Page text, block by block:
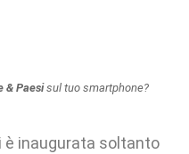
& Paesisul tuo smartphone?
è inaugurata soltanto